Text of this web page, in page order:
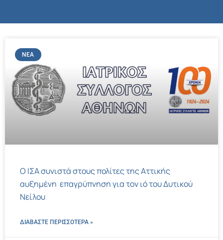
ΝΈΑ
Ο ΙΣΑ συνιστά στους πολίτες της Αττικής
αυξημένη επαγρύπνηση για τον ιό του Δυτικού
Νείλου
ΔΙΑΒΑΣΤΕ ΠΕΡΙΣΣΌΤΕΡΑ »